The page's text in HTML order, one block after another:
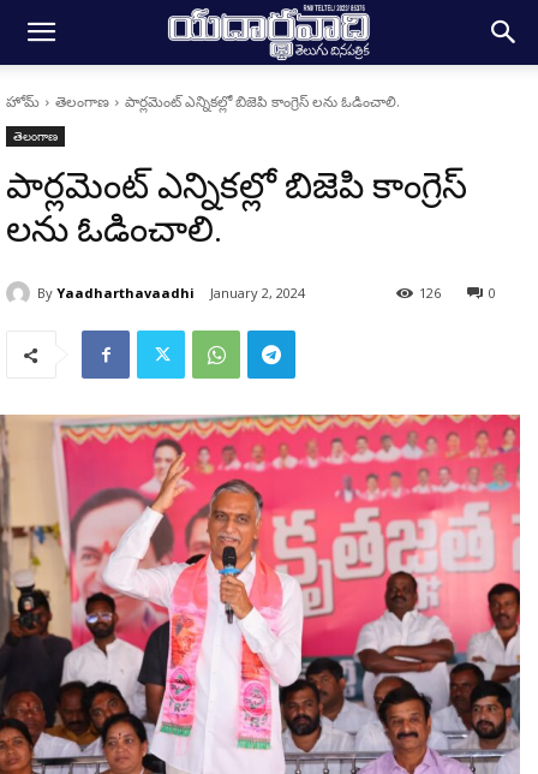
హోమ్ తెలంగాణ పార్లమెంట్ ఎన్నికల్లో బిజెపి కాంగ్రెస్ లను ఓడించాలి.
తెలంగాణ
పార్లమెంట్ ఎన్నికల్లో బిజెపి కాంగ్రెస్
లను ఓడించాలి.
By Yaadharthavaadhi January 2, 2024 0
126